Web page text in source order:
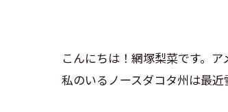
こんにちは！網塚梨菜です。
私のいるノースダコタ州は最近